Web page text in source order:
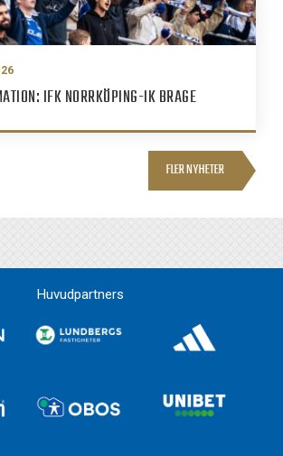
IFK NORRKÖPING-IK BRAGE
FLER NYHETER
Huvudpartners